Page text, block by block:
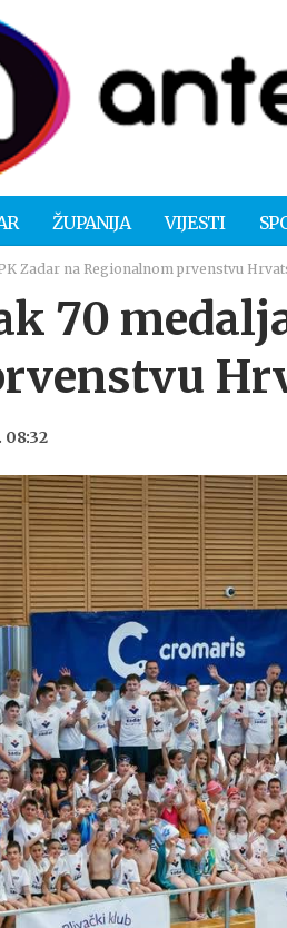
ŽUPANIJA VIJESTI
Zadar na Regionalnom prvenstvu
70
08:32